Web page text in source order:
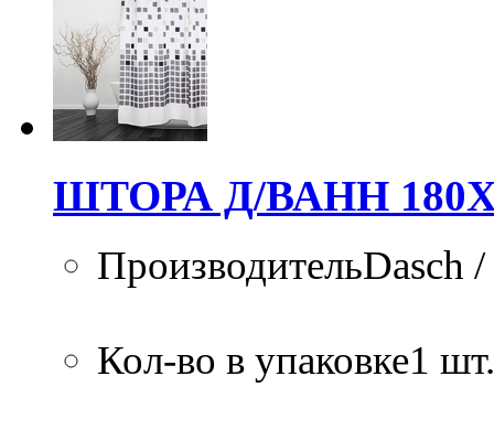
ШТОРА Д/ВАНН
ПроизводительDasch
Кол-во в упаковке1